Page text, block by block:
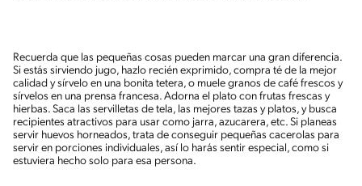
Recuerda que las pequeñas cosas pueden marcar una gran diferencia.
Si estás sirviendo jugo, hazlo recién exprimido, compra té de la mejor
calidad y sírvelo en una bonita tetera, o muele granos de café frescos y
sírvelos en una prensa francesa. Adorna el plato con frutas frescas y
hierbas. Saca las servilletas de tela, las mejores tazas y platos, y busca
recipientes atractivos para usar como jarra, azucarera, etc. Si planeas
servir huevos horneados, trata de conseguir pequeñas cacerolas para
servir en porciones individuales, así lo harás sentir especial, como si
estuviera hecho solo para esa persona.